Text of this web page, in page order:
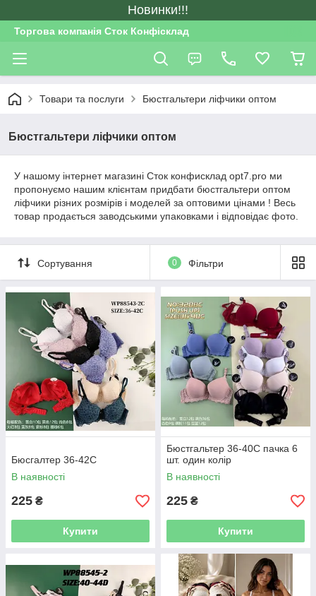
Новинки!!!
Торгова компанія Сток Конфісклад
Товари та послуги Бюстгальтери ліфчики оптом
Бюстгальтери ліфчики оптом
У нашому інтернет магазині Сток конфисклад opt7.pro ми
пропонуємо нашим клієнтам придбати бюстгальтери оптом
ліфчики різних розмірів і моделей за оптовими цінами ! Весь
товар продається заводськими упаковками і відповідає фото.
Сортування 0 Фільтри
Бюсгалтер 36-42С
В наявності
225 ₴
Купити
Бюстгальтер 36-40С пачка 6
шт. один колір
В наявності
225 ₴
Купити